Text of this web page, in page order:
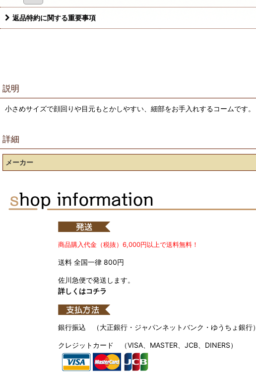
返品特約に関する重要事項
説明
小さめサイズで顔回りや目元もとかしやすい、細部をお手入れするコームです。
詳細
メーカー
商品購入代金（税抜）6,000円以上で送料無料！
送料 全国一律 800円
佐川急便で発送します。
詳しくはコチラ
銀行振込 （大正銀行・ジャパンネットバンク・ゆうちょ銀行）
クレジットカード （VISA、MASTER、JCB、DINERS）